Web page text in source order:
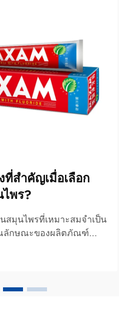
ที่สำคัญเมื่อเลือก
พร?
สมุนไพรที่เหมาะสมจำเป็น
ลักษณะของผลิตภัณฑ์
างรอบคอบ เนื่องจากสิ่ง
ตรงต่อผลลัพธ์ด้านสุขภาพ
นระยะยาว ต่างจากสูตร